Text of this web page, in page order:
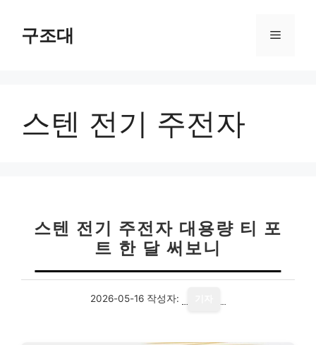
구조대 메
스텐 전기 주전자
스텐 전기 주전자 대용량 티 포
트 한 달 써보니
2026-05-16 작성자: